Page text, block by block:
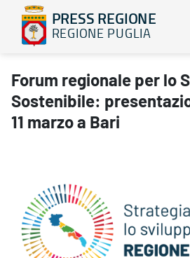
PRESS REGIONE
REGIONE PUGLIA
Forum regionale per lo Sviluppo
Forum regionale per lo
Sostenibile:
11 marzo a Bari